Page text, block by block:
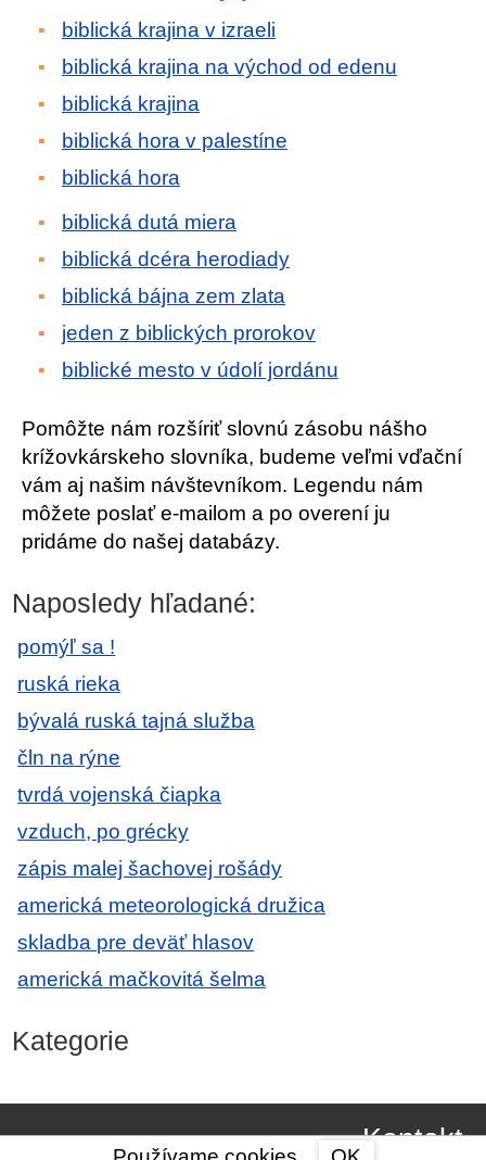
biblická krajina v izraeli
biblická krajina na východ od edenu
biblická krajina
biblická hora v palestíne
biblická hora
biblická dutá miera
biblická dcéra herodiady
biblická bájna zem zlata
jeden z biblických prorokov
biblické mesto v údolí jordánu
Pomôžte nám rozšíriť slovnú zásobu nášho
krížovkárskeho slovníka, budeme veľmi vďační
vám aj našim návštevníkom. Legendu nám
môžete poslať e-mailom a po overení ju
pridáme do našej databázy.
Naposledy hľadané:
pomýľ sa !
ruská rieka
bývalá ruská tajná služba
čln na rýne
tvrdá vojenská čiapka
vzduch, po grécky
zápis malej šachovej rošády
americká meteorologická družica
skladba pre deväť hlasov
americká mačkovitá šelma
Kategorie
Kontakt